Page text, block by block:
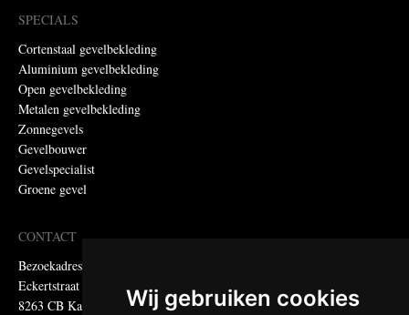
Wij gebruiken cookies
SPECIALS
Cortenstaal gevelbekleding
Aluminium gevelbekleding
Open gevelbekleding
Metalen gevelbekleding
Zonnegevels
Gevelbouwer
Gevelspecialist
Groene gevel
CONTACT
Bezoekadres:
Eckertstraat 75
8263 CB Kampen